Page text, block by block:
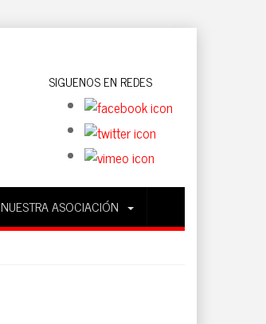
SIGUENOS EN REDES
NUESTRA ASOCIACIÓN